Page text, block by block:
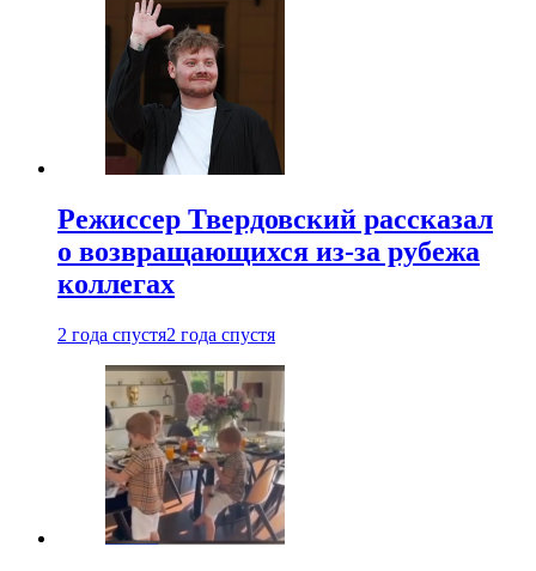
Режиссер Твердовский рассказал
о возвращающихся из-за рубежа
коллегах
2 года спустя2 года спустя